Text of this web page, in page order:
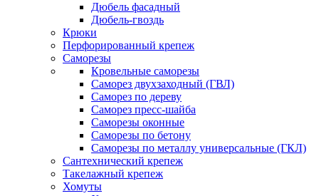
Дюбель фасадный
Дюбель-гвоздь
Крюки
Перфорированный крепеж
Саморезы
Кровельные саморезы
Саморез двухзаходный (ГВЛ)
Саморез по дереву
Саморез пресс-шайба
Саморезы оконные
Саморезы по бетону
Саморезы по металлу универсальные (ГКЛ)
Сантехнический крепеж
Такелажный крепеж
Хомуты